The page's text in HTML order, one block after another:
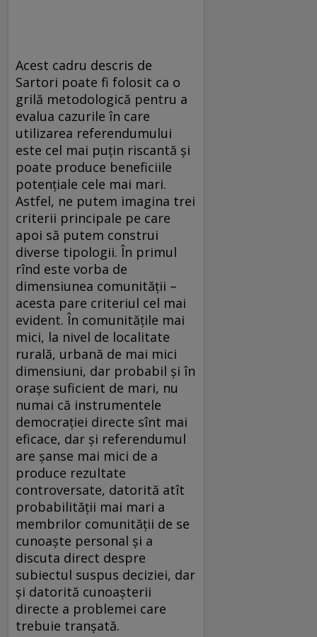
Acest cadru descris de
Sartori poate fi folosit ca o
grilă metodologică pentru a
evalua cazurile în care
utilizarea referendumului
este cel mai puțin riscantă și
poate produce beneficiile
potențiale cele mai mari.
Astfel, ne putem imagina trei
criterii principale pe care
apoi să putem construi
diverse tipologii. În primul
rînd este vorba de
dimensiunea comunității –
acesta pare criteriul cel mai
evident. În comunitățile mai
mici, la nivel de localitate
rurală, urbană de mai mici
dimensiuni, dar probabil și în
orașe suficient de mari, nu
numai că instrumentele
democrației directe sînt mai
eficace, dar și referendumul
are șanse mai mici de a
produce rezultate
controversate, datorită atît
probabilității mai mari a
membrilor comunității de se
cunoaște personal și a
discuta direct despre
subiectul suspus deciziei, dar
și datorită cunoașterii
directe a problemei care
trebuie tranșată.